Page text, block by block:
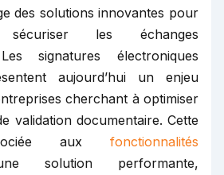
des solutions innovantes pour
les échanges
signatures électroniques
aujourd’hui un enjeu
cherchant à optimiser
validation documentaire. Cette
aux fonctionnalités
solution performante,